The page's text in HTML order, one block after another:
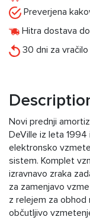
Preverjena
Hitra dostava
30 dni za
Novi prednji
DeVille iz leta
elektronsko
sistem. Komplet
izravnavo zraka
za zamenjavo
z relejem za obhod
občutljivo